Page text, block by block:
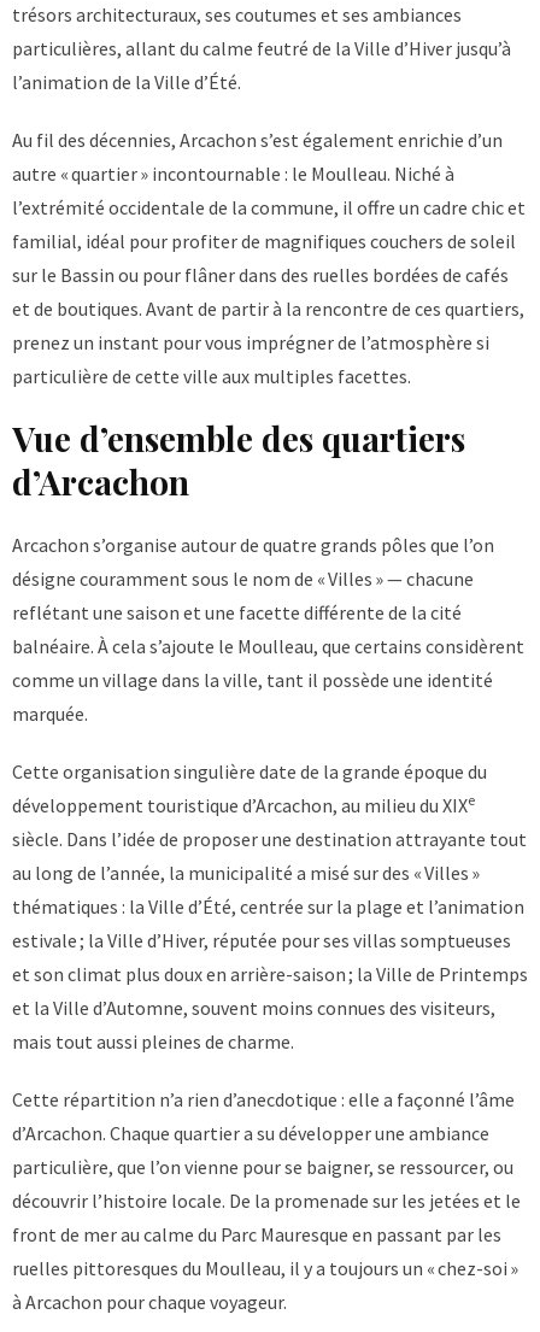
trésors architecturaux, ses coutumes et ses ambiances
particulières, allant du calme feutré de la Ville d’Hiver jusqu’à
l’animation de la Ville d’Été.
Au fil des décennies, Arcachon s’est également enrichie d’un
autre « quartier » incontournable : le Moulleau. Niché à
l’extrémité occidentale de la commune, il offre un cadre chic et
familial, idéal pour profiter de magnifiques couchers de soleil
sur le Bassin ou pour flâner dans des ruelles bordées de cafés
et de boutiques. Avant de partir à la rencontre de ces quartiers,
prenez un instant pour vous imprégner de l’atmosphère si
particulière de cette ville aux multiples facettes.
Vue d’ensemble des quartiers
d’Arcachon
Arcachon s’organise autour de quatre grands pôles que l’on
désigne couramment sous le nom de « Villes » — chacune
reflétant une saison et une facette différente de la cité
balnéaire. À cela s’ajoute le Moulleau, que certains considèrent
comme un village dans la ville, tant il possède une identité
marquée.
Cette organisation singulière date de la grande époque du
développement touristique d’Arcachon, au milieu du XIXe
siècle. Dans l’idée de proposer une destination attrayante tout
au long de l’année, la municipalité a misé sur des « Villes »
thématiques : la Ville d’Été, centrée sur la plage et l’animation
estivale ; la Ville d’Hiver, réputée pour ses villas somptueuses
et son climat plus doux en arrière-saison ; la Ville de Printemps
et la Ville d’Automne, souvent moins connues des visiteurs,
mais tout aussi pleines de charme.
Cette répartition n’a rien d’anecdotique : elle a façonné l’âme
d’Arcachon. Chaque quartier a su développer une ambiance
particulière, que l’on vienne pour se baigner, se ressourcer, ou
découvrir l’histoire locale. De la promenade sur les jetées et le
front de mer au calme du Parc Mauresque en passant par les
ruelles pittoresques du Moulleau, il y a toujours un « chez-soi »
à Arcachon pour chaque voyageur.